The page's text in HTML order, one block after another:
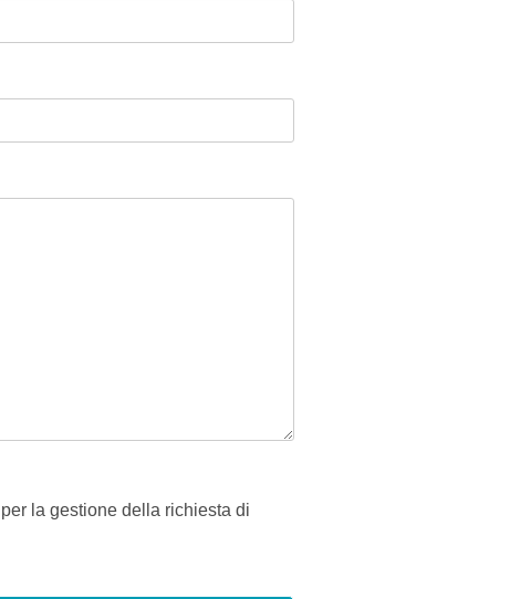
la gestione della richiesta di